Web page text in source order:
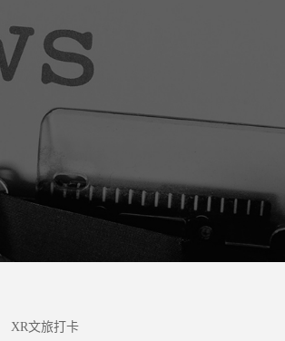
XR文旅打卡